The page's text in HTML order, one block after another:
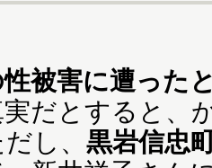
被害に遭った
だとすると、
し、 黒岩信忠